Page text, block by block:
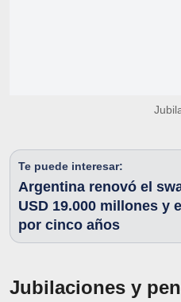
Te puede interesar:
Argentina renovó el
USD 19.000 millones y
por cinco años
Jubilaciones y